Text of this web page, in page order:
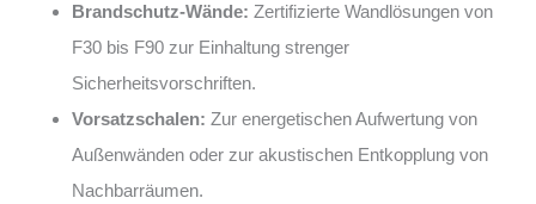
Brandschutz-Wände: Zertifizierte Wandlösungen von
F30 bis F90 zur Einhaltung strenger
Sicherheitsvorschriften.
Vorsatzschalen: Zur energetischen Aufwertung von
Außenwänden oder zur akustischen Entkopplung von
Nachbarräumen.